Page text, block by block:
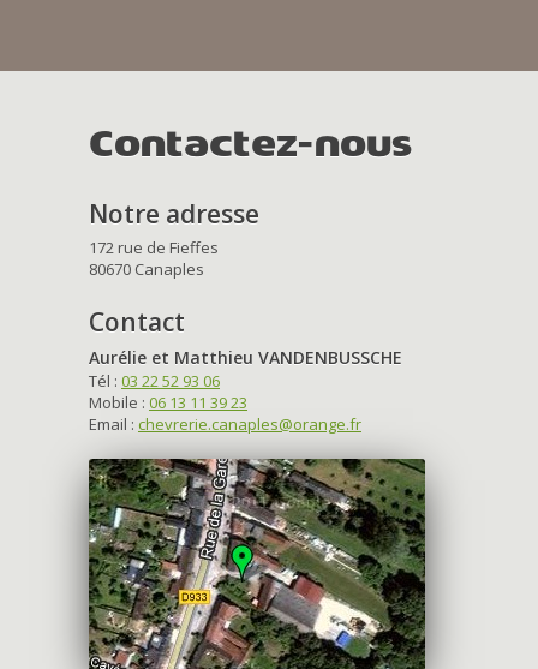
Contactez-nous
Notre adresse
172 rue de Fieffes
80670 Canaples
Contact
Aurélie et Matthieu VANDENBUSSCHE
Tél : 03 22 52 93 06
Mobile : 06 13 11 39 23
Email : chevrerie.canaples@orange.fr